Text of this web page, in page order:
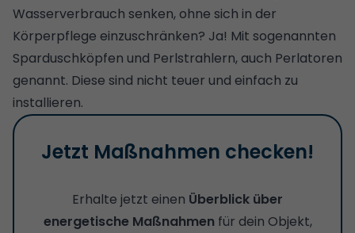
Wasserverbrauch senken, ohne sich in der
Körperpflege einzuschränken? Ja! Mit sogenannten
Sparduschköpfen und Perlstrahlern, auch Perlatoren
genannt. Diese sind nicht teuer und einfach zu
installieren.
Jetzt Maßnahmen checken!
Erhalte jetzt einen Überblick über
energetische Maßnahmen für dein Objekt,